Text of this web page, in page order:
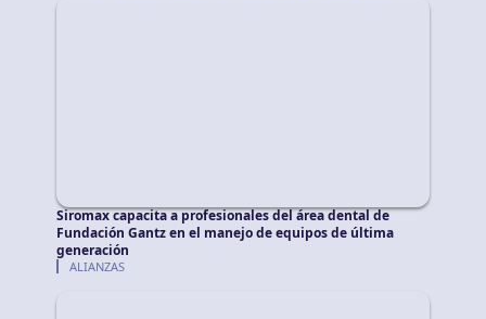
Siromax capacita a profesionales del área dental de
Fundación Gantz en el manejo de equipos de última
generación
ALIANZAS